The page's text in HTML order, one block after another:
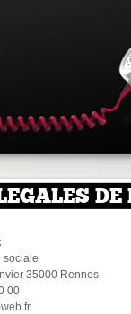
DE
sociale
35000 Rennes
00